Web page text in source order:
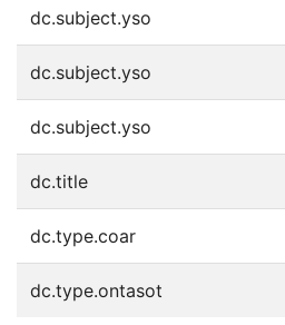
dc.subject.yso
dc.subject.yso
dc.subject.yso
dc.title
dc.type.coar
dc.type.ontasot